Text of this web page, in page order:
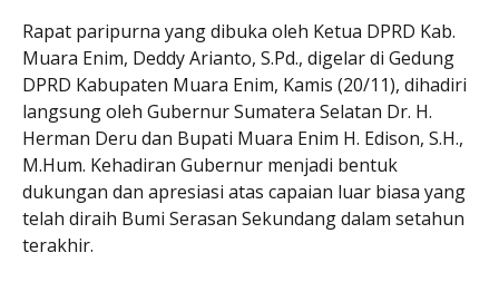
Rapat paripurna yang dibuka oleh Ketua DPRD Kab.
Muara Enim, Deddy Arianto, S.Pd., digelar di Gedung
DPRD Kabupaten Muara Enim, Kamis (20/11), dihadiri
langsung oleh Gubernur Sumatera Selatan Dr. H.
Herman Deru dan Bupati Muara Enim H. Edison, S.H.,
M.Hum. Kehadiran Gubernur menjadi bentuk
dukungan dan apresiasi atas capaian luar biasa yang
telah diraih Bumi Serasan Sekundang dalam setahun
terakhir.